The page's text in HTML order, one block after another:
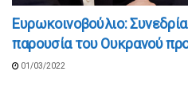
Ευρωκοινοβούλιο:
παρουσία του Ουκρανού
01/03/2022